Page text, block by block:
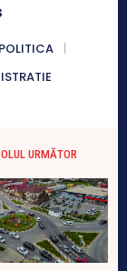
POLITICA
URMĂTOR